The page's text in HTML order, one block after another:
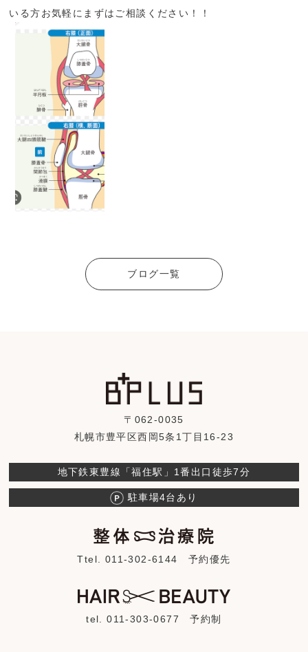
いる方お気軽にまずはご相談ください！！
ブログ一覧
〒062-0035
札幌市豊平区西岡5条1丁目16-23
地下鉄東豊線「福住駅」1番出口徒歩7分
駐車場4台あり
Ttel. 011-302-6144 予約優先
tel. 011-303-0677 予約制